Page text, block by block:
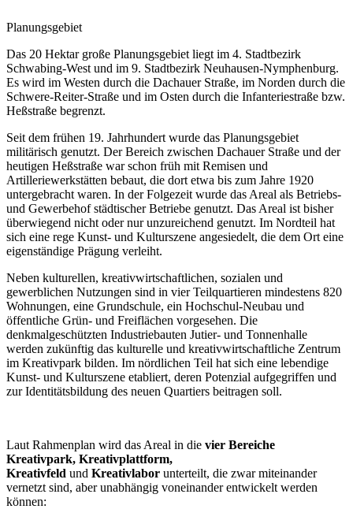
Planungsgebiet
Das 20 Hektar große Planungsgebiet liegt im 4. Stadtbezirk
Schwabing-West und im 9. Stadtbezirk Neuhausen-Nymphenburg.
Es wird im Westen durch die Dachauer Straße, im Norden durch die
Schwere-Reiter-Straße und im Osten durch die Infanteriestraße bzw.
Heßstraße begrenzt.
Seit dem frühen 19. Jahrhundert wurde das Planungsgebiet
militärisch genutzt. Der Bereich zwischen Dachauer Straße und der
heutigen Heßstraße war schon früh mit Remisen und
Artilleriewerkstätten bebaut, die dort etwa bis zum Jahre 1920
untergebracht waren. In der Folgezeit wurde das Areal als Betriebs-
und Gewerbehof städtischer Betriebe genutzt. Das Areal ist bisher
überwiegend nicht oder nur unzureichend genutzt. Im Nordteil hat
sich eine rege Kunst- und Kulturszene angesiedelt, die dem Ort eine
eigenständige Prägung verleiht.
Neben kulturellen, kreativwirtschaftlichen, sozialen und
gewerblichen Nutzungen sind in vier Teilquartieren mindestens 820
Wohnungen, eine Grundschule, ein Hochschul-Neubau und
öffentliche Grün- und Freiflächen vorgesehen. Die
denkmalgeschützten Industriebauten Jutier- und Tonnenhalle
werden zukünftig das kulturelle und kreativwirtschaftliche Zentrum
im Kreativpark bilden. Im nördlichen Teil hat sich eine lebendige
Kunst- und Kulturszene etabliert, deren Potenzial aufgegriffen und
zur Identitätsbildung des neuen Quartiers beitragen soll.
Laut Rahmenplan wird das Areal in die vier Bereiche
Kreativpark, Kreativplattform,
Kreativfeld und Kreativlabor unterteilt, die zwar miteinander
vernetzt sind, aber unabhängig voneinander entwickelt werden
können: